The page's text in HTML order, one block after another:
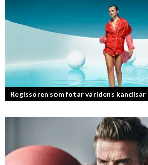
Regissören som fotar världens kändisar
Fotografen och regissören Peter Svenson har
ett sant bevis på att om man tror på sig själv